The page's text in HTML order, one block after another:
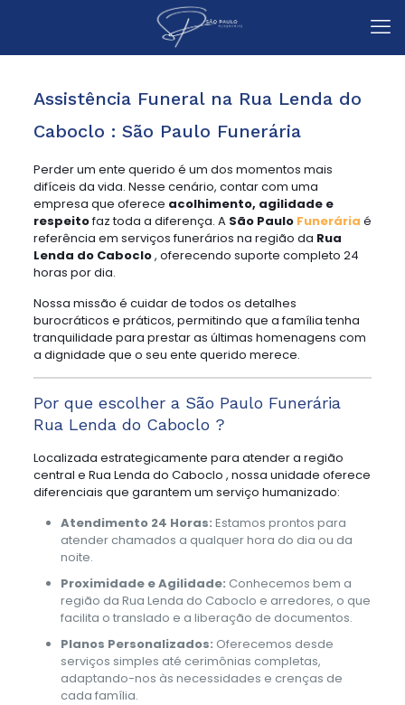
Assistência Funeral na Rua Lenda do
Caboclo : São Paulo Funerária
Perder um ente querido é um dos momentos mais
difíceis da vida. Nesse cenário, contar com uma
empresa que oferece acolhimento, agilidade e
respeitofaz toda a diferença. A São Paulo Funerária é
referência em serviços funerários na região da Rua
Lenda do Caboclo, oferecendo suporte completo 24
horas por dia.
Nossa missão é cuidar de todos os detalhes
burocráticos e práticos, permitindo que a família tenha
tranquilidade para prestar as últimas homenagens com
a dignidade que o seu ente querido merece.
Por que escolher a São Paulo Funerária
Rua Lenda do Caboclo ?
Localizada estrategicamente para atender a região
central e Rua Lenda do Caboclo , nossa unidade oferece
diferenciais que garantem um serviço humanizado:
Atendimento 24 Horas: Estamos prontos para
atender chamados a qualquer hora do dia ou da
noite.
Proximidade e Agilidade: Conhecemos bem a
região da Rua Lenda do Caboclo e arredores, o que
facilita o translado e a liberação de documentos.
Planos Personalizados: Oferecemos desde
serviços simples até cerimônias completas,
adaptando-nos às necessidades e crenças de
cada família.